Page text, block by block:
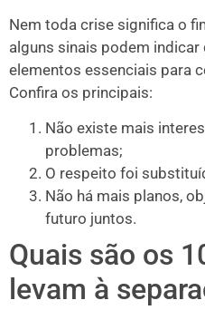
Nem toda crise significa o
alguns sinais podem
elementos essenciais para
Confira os principais:
Não existe mais
problemas;
O respeito foi
Não há mais planos,
futuro juntos.
Quais são os
levam à